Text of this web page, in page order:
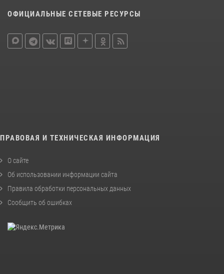
ОФИЦИАЛЬНЫЕ СЕТЕВЫЕ РЕСУРСЫ
ПРАВОВАЯ И ТЕХНИЧЕСКАЯ ИНФОРМАЦИЯ
О сайте
Об использовании информации сайта
Правила обработки персональных данных
Сообщить об ошибках